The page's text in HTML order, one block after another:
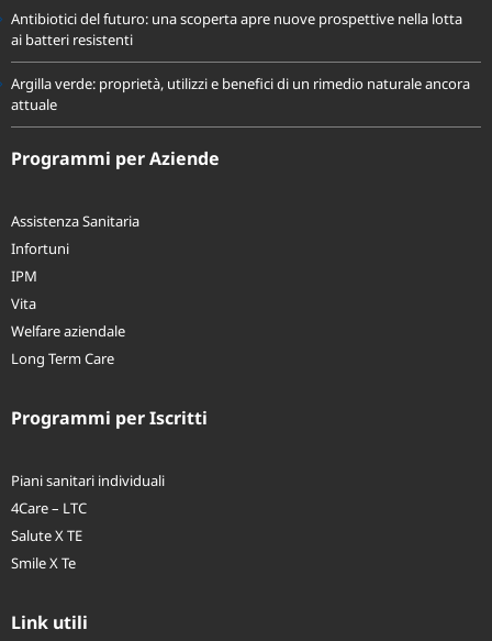
Antibiotici del futuro: una scoperta apre nuove prospettive nella lotta
ai batteri resistenti
Argilla verde: proprietà, utilizzi e benefici di un rimedio naturale ancora
attuale
Programmi per Aziende
Assistenza Sanitaria
Infortuni
IPM
Vita
Welfare aziendale
Long Term Care
Programmi per Iscritti
Piani sanitari individuali
4Care – LTC
Salute X TE
Smile X Te
Link utili